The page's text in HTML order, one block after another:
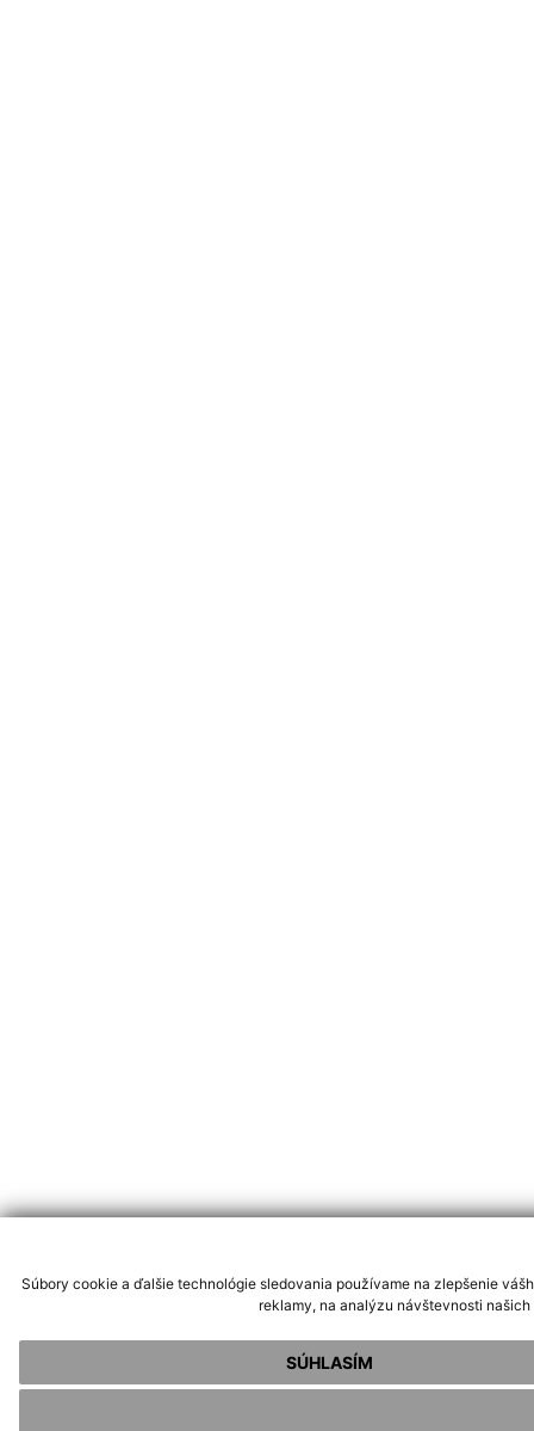
Súbory cookie a ďalšie technológie sledovania používame na zlepšenie
reklamy, na analýzu návštevnosti
SÚHLASÍM